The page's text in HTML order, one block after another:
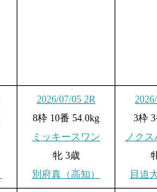
2026/07/05 2R
8枠 10番 54.0kg
ミッキースワン
牝 3歳
別府真（高知）
3枠
ノク
目迫